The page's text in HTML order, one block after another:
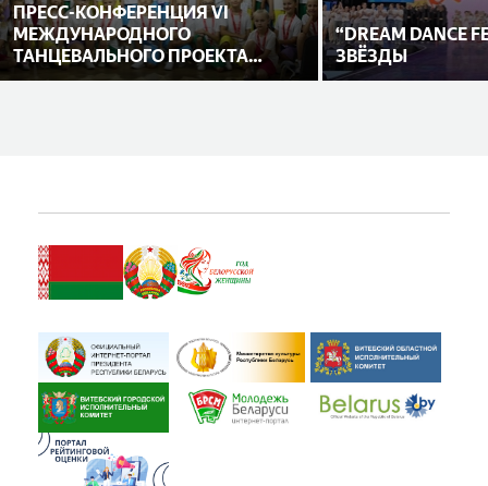
ПРЕСС-КОНФЕРЕНЦИЯ VI
МЕЖДУНАРОДНОГО
ТАНЦЕВАЛЬНОГО ПРОЕКТА
«DREAM DANCE FEST»
“DREAM DANCE
ЗВЁЗДЫ